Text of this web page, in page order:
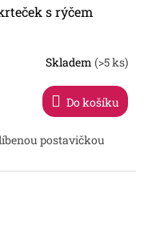
s rýčem
Skladem (>5 ks)
Do košíku
postavičkou